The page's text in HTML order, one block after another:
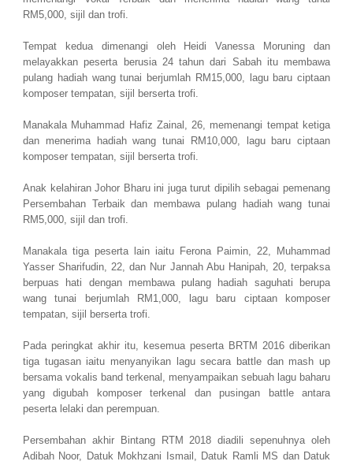
RM5,000, sijil dan trofi.
Tempat kedua dimenangi oleh Heidi Vanessa Moruning dan
melayakkan peserta berusia 24 tahun dari Sabah itu membawa
pulang hadiah wang tunai berjumlah RM15,000, lagu baru ciptaan
komposer tempatan, sijil berserta trofi.
Manakala Muhammad Hafiz Zainal, 26, memenangi tempat ketiga
dan menerima hadiah wang tunai RM10,000, lagu baru ciptaan
komposer tempatan, sijil berserta trofi.
Anak kelahiran Johor Bharu ini juga turut dipilih sebagai pemenang
Persembahan Terbaik dan membawa pulang hadiah wang tunai
RM5,000, sijil dan trofi.
Manakala tiga peserta lain iaitu Ferona Paimin, 22, Muhammad
Yasser Sharifudin, 22, dan Nur Jannah Abu Hanipah, 20, terpaksa
berpuas hati dengan membawa pulang hadiah saguhati berupa
wang tunai berjumlah RM1,000, lagu baru ciptaan komposer
tempatan, sijil berserta trofi.
Pada peringkat akhir itu, kesemua peserta BRTM 2016 diberikan
tiga tugasan iaitu menyanyikan lagu secara battle dan mash up
bersama vokalis band terkenal, menyampaikan sebuah lagu baharu
yang digubah komposer terkenal dan pusingan battle antara
peserta lelaki dan perempuan.
Persembahan akhir Bintang RTM 2018 diadili sepenuhnya oleh
Adibah Noor, Datuk Mokhzani Ismail, Datuk Ramli MS dan Datuk